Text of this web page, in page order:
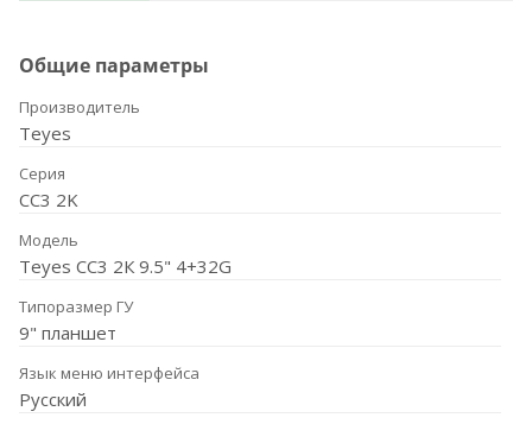
Общие параметры
Производитель
Teyes
Серия
CC3 2K
Модель
Teyes CC3 2К 9.5" 4+32G
Типоразмер ГУ
9" планшет
Язык меню интерфейса
Русский